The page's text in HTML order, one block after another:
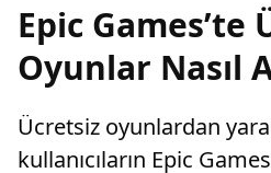
Epic Games’te
Oyunlar Nasıl
Ücretsiz oyunlardan
kullanıcıların Epic